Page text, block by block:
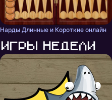
Нарды Длинные и Короткие онлайн
Игры недели